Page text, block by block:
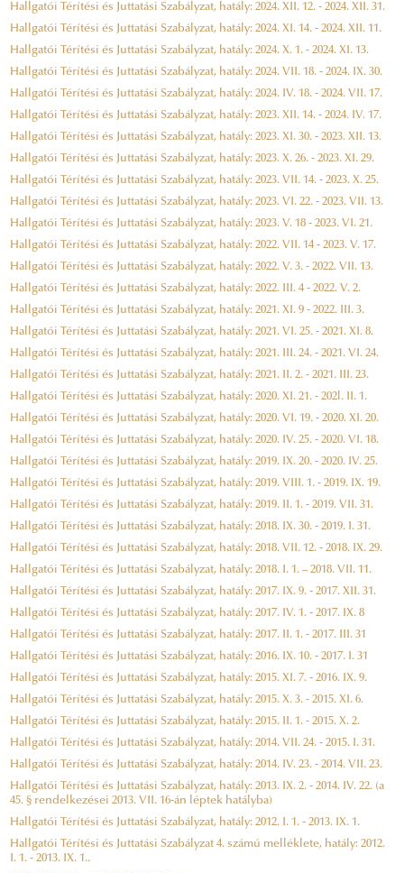
Hallgatói Térítési és Juttatási Szabályzat, hatály: 2024. XII. 12. - 2024. XII. 31.
Hallgatói Térítési és Juttatási Szabályzat, hatály: 2024. XI. 14. - 2024. XII. 11.
Hallgatói Térítési és Juttatási Szabályzat, hatály: 2024. X. 1. - 2024. XI. 13.
Hallgatói Térítési és Juttatási Szabályzat, hatály: 2024. VII. 18. - 2024. IX. 30.
Hallgatói Térítési és Juttatási Szabályzat, hatály: 2024. IV. 18. - 2024. VII. 17.
Hallgatói Térítési és Juttatási Szabályzat, hatály: 2023. XII. 14. - 2024. IV. 17.
Hallgatói Térítési és Juttatási Szabályzat, hatály: 2023. XI. 30. - 2023. XII. 13.
Hallgatói Térítési és Juttatási Szabályzat, hatály: 2023. X. 26. - 2023. XI. 29.
Hallgatói Térítési és Juttatási Szabályzat, hatály: 2023. VII. 14. - 2023. X. 25.
Hallgatói Térítési és Juttatási Szabályzat, hatály: 2023. VI. 22. - 2023. VII. 13.
Hallgatói Térítési és Juttatási Szabályzat, hatály: 2023. V. 18 - 2023. VI. 21.
Hallgatói Térítési és Juttatási Szabályzat, hatály: 2022. VII. 14 - 2023. V. 17.
Hallgatói Térítési és Juttatási Szabályzat, hatály: 2022. V. 3. - 2022. VII. 13.
Hallgatói Térítési és Juttatási Szabályzat, hatály: 2022. III. 4 - 2022. V. 2.
Hallgatói Térítési és Juttatási Szabályzat, hatály: 2021. XI. 9 - 2022. III. 3.
Hallgatói Térítési és Juttatási Szabályzat, hatály: 2021. VI. 25. - 2021. XI. 8.
Hallgatói Térítési és Juttatási Szabályzat, hatály: 2021. III. 24. - 2021. VI. 24.
Hallgatói Térítési és Juttatási Szabályzat, hatály: 2021. II. 2. - 2021. III. 23.
Hallgatói Térítési és Juttatási Szabályzat, hatály: 2020. XI. 21. - 202l. II. 1.
Hallgatói Térítési és Juttatási Szabályzat, hatály: 2020. VI. 19. - 2020. XI. 20.
Hallgatói Térítési és Juttatási Szabályzat, hatály: 2020. IV. 25. - 2020. VI. 18.
Hallgatói Térítési és Juttatási Szabályzat, hatály: 2019. IX. 20. - 2020. IV. 25.
Hallgatói Térítési és Juttatási Szabályzat, hatály: 2019. VIII. 1. - 2019. IX. 19.
Hallgatói Térítési és Juttatási Szabályzat, hatály: 2019. II. 1. - 2019. VII. 31.
Hallgatói Térítési és Juttatási Szabályzat, hatály: 2018. IX. 30. - 2019. I. 31.
Hallgatói Térítési és Juttatási Szabályzat, hatály: 2018. VII. 12. - 2018. IX. 29.
Hallgatói Térítési és Juttatási Szabályzat, hatály: 2018. I. 1. – 2018. VII. 11.
Hallgatói Térítési és Juttatási Szabályzat, hatály: 2017. IX. 9. - 2017. XII. 31.
Hallgatói Térítési és Juttatási Szabályzat, hatály: 2017. IV. 1. - 2017. IX. 8
Hallgatói Térítési és Juttatási Szabályzat, hatály: 2017. II. 1. - 2017. III. 31
Hallgatói Térítési és Juttatási Szabályzat, hatály: 2016. IX. 10. - 2017. I. 31
Hallgatói Térítési és Juttatási Szabályzat, hatály: 2015. XI. 7. - 2016. IX. 9.
Hallgatói Térítési és Juttatási Szabályzat, hatály: 2015. X. 3. - 2015. XI. 6.
Hallgatói Térítési és Juttatási Szabályzat, hatály: 2015. II. 1. - 2015. X. 2.
Hallgatói Térítési és Juttatási Szabályzat, hatály: 2014. VII. 24. - 2015. I. 31.
Hallgatói Térítési és Juttatási Szabályzat, hatály: 2014. IV. 23. - 2014. VII. 23.
Hallgatói Térítési és Juttatási Szabályzat, hatály: 2013. IX. 2. - 2014. IV. 22. (a
45. § rendelkezései 2013. VII. 16-án léptek hatályba)
Hallgatói Térítési és Juttatási Szabályzat, hatály: 2012. I. 1. - 2013. IX. 1.
Hallgatói Térítési és Juttatási Szabályzat 4. számú melléklete, hatály: 2012.
I. 1. - 2013. IX. 1..